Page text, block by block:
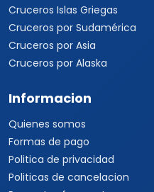
Cruceros Islas Griegas
Cruceros por Sudamérica
Cruceros por Asia
Cruceros por Alaska
Informacion
Quienes somos
Formas de pago
Politica de privacidad
Politicas de cancelacion